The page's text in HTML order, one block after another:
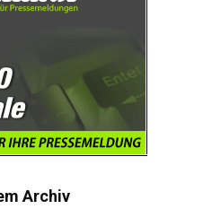
Archiv